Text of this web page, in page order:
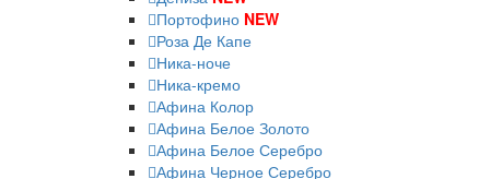
Портофино NEW
Роза Де Капе
Ника-ноче
Ника-кремо
Афина Колор
Афина Белое Золото
Афина Белое Серебро
Афина Черное Серебро